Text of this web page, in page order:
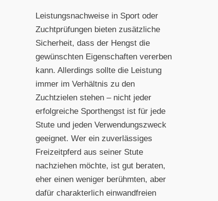
Leistungsnachweise in Sport oder
Zuchtprüfungen bieten zusätzliche
Sicherheit, dass der Hengst die
gewünschten Eigenschaften vererben
kann. Allerdings sollte die Leistung
immer im Verhältnis zu den
Zuchtzielen stehen – nicht jeder
erfolgreiche Sporthengst ist für jede
Stute und jeden Verwendungszweck
geeignet. Wer ein zuverlässiges
Freizeitpferd aus seiner Stute
nachziehen möchte, ist gut beraten,
eher einen weniger berühmten, aber
dafür charakterlich einwandfreien